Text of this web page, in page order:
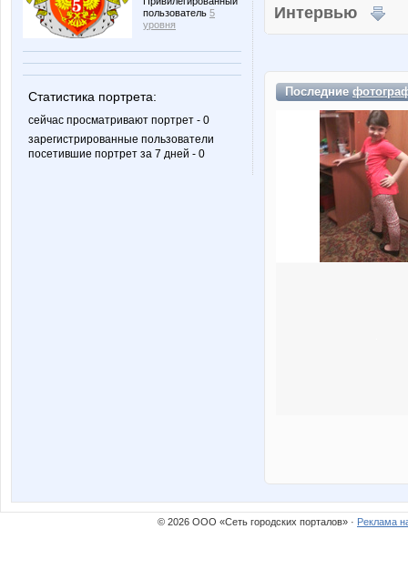
пользователь 5
уровня
Статистика портрета:
сейчас просматривают портрет - 0
зарегистрированные пользователи
посетившие портрет за 7 дней - 0
Интервью
Последние
© 2026 ООО «Сеть городских порталов» · Реклама